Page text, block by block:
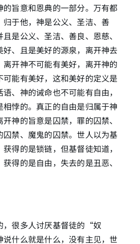
的旨意和恩典的一部分。万有都
归于他，神是公义、圣洁、善
是公义、圣洁、善良、恩慈、
、且是美好的源泉，离开神去
开神不可能有美好，离开神的
能有美好，这和美好的定义是
、神的诫命也不可能有自由，
悖的。真正的自由是归属于神
神的旨意是囚禁，罪的囚禁、
囚禁、魔鬼的囚禁。世人以为基
得的是锁链，但基督徒知道，
得的是自由，失去的是丑恶、
，很多人讨厌基督徒的“奴
什么就是什么，没有主见，世